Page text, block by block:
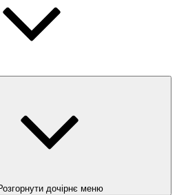
дочірнє меню